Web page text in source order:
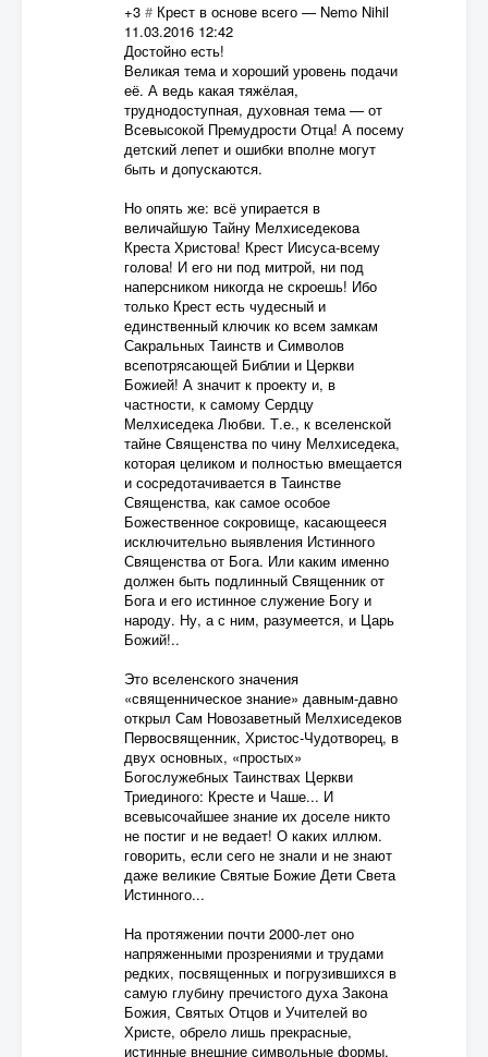
+3 # Крест в основе всего— Nemo Nihil
11.03.2016 12:42
Достойно есть!
Великая тема и хороший уровень подачи
её. А ведь какая тяжёлая,
труднодоступная, духовная тема — от
Всевысокой Премудрости Отца! А посему
детский лепет и ошибки вполне могут
быть и допускаются.
Но опять же: всё упирается в
величайшую Тайну Мелхиседекова
Креста Христова! Крест Иисуса-всему
голова! И его ни под митрой, ни под
наперсником никогда не скроешь! Ибо
только Крест есть чудесный и
единственный ключик ко всем замкам
Сакральных Таинств и Символов
всепотрясающей Библии и Церкви
Божией! А значит к проекту и, в
частности, к самому Сердцу
Мелхиседека Любви. Т.е., к вселенской
тайне Священства по чину Мелхиседека,
которая целиком и полностью вмещается
и сосредотачивается в Таинстве
Священства, как самое особое
Божественное сокровище, касающееся
исключительно выявления Истинного
Священства от Бога. Или каким именно
должен быть подлинный Священник от
Бога и его истинное служение Богу и
народу. Ну, а с ним, разумеется, и Царь
Божий!..
Это вселенского значения
«священническое знание» давным-давно
открыл Сам Новозаветный Мелхиседеков
Первосвященник, Христос-Чудотворец, в
двух основных, «простых»
Богослужебных Таинствах Церкви
Триединого: Кресте и Чаше... И
всевысочайшее знание их доселе никто
не постиг и не ведает! О каких иллюм.
говорить, если сего не знали и не знают
даже великие Святые Божие Дети Света
Истинного...
На протяжении почти 2000-лет оно
напряженными прозрениями и трудами
редких, посвященных и погрузившихся в
самую глубину пречистого духа Закона
Божия, Святых Отцов и Учителей во
Христе, обрело лишь прекрасные,
истинные внешние символьные формы,